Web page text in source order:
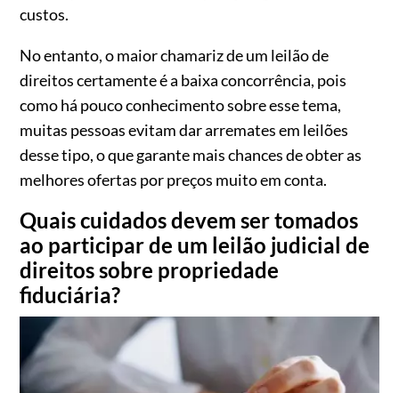
custos.
No entanto, o maior chamariz de um leilão de
direitos certamente é a baixa concorrência, pois
como há pouco conhecimento sobre esse tema,
muitas pessoas evitam dar arremates em leilões
desse tipo, o que garante mais chances de obter as
melhores ofertas por preços muito em conta.
Quais cuidados devem ser tomados
ao participar de um leilão judicial de
direitos sobre propriedade
fiduciária?